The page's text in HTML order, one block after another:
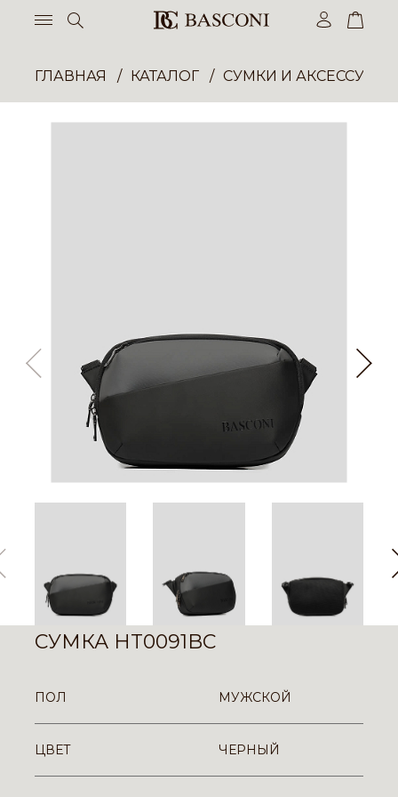
ГЛАВНАЯ КАТАЛОГ СУМКИ И
СУМКА HT0091BC
ПОЛ МУЖСКОЙ
ЦВЕТ ЧЕРНЫЙ